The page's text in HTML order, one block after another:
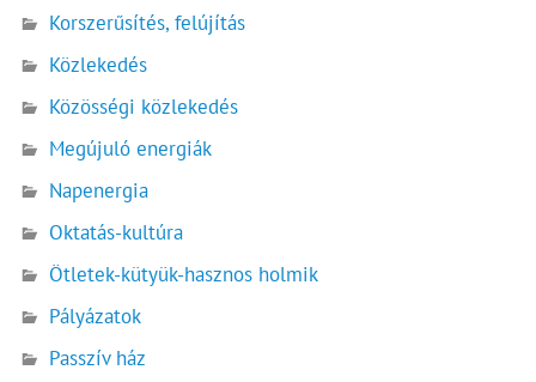
Korszerűsítés, felújítás
Közlekedés
Közösségi közlekedés
Megújuló energiák
Napenergia
Oktatás-kultúra
Ötletek-kütyük-hasznos holmik
Pályázatok
Passzív ház